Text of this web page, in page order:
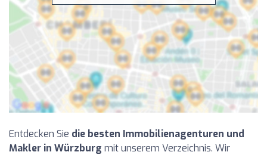
Entdecken Sie die besten Immobilienagenturen und
Makler in Würzburg mit unserem Verzeichnis. Wir